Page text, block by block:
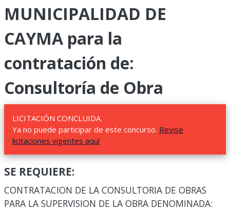
MUNICIPALIDAD DE
CAYMA para la
contratación de:
Consultoría de Obra
LICITACIÓN CONCLUIDA.
Ya no puede participar de este concurso. Revise
licitaciones vigentes aquí
SE REQUIERE:
CONTRATACION DE LA CONSULTORIA DE OBRAS
PARA LA SUPERVISION DE LA OBRA DENOMINADA: